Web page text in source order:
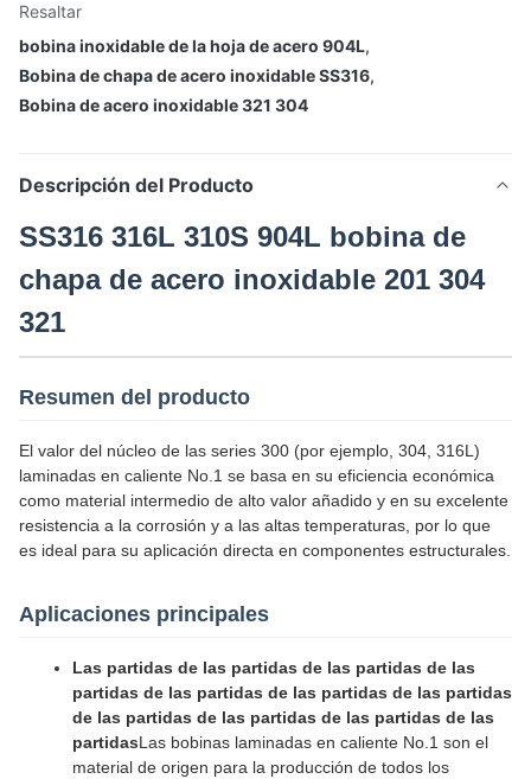
Resaltar
bobina inoxidable de la hoja de acero 904L,
Bobina de chapa de acero inoxidable SS316,
Bobina de acero inoxidable 321 304
Descripción del Producto
SS316 316L 310S 904L bobina de
chapa de acero inoxidable 201 304
321
Resumen del producto
El valor del núcleo de las series 300 (por ejemplo, 304, 316L)
laminadas en caliente No.1 se basa en su eficiencia económica
como material intermedio de alto valor añadido y en su excelente
resistencia a la corrosión y a las altas temperaturas, por lo que
es ideal para su aplicación directa en componentes estructurales.
Aplicaciones principales
Las partidas de las partidas de las partidas de las
partidas de las partidas de las partidas de las partidas
de las partidas de las partidas de las partidas de las
partidasLas bobinas laminadas en caliente No.1 son el
material de origen para la producción de todos los